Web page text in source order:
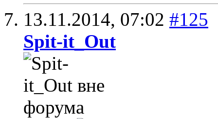
13.11.2014, 07:02 #125
Spit-it_Out